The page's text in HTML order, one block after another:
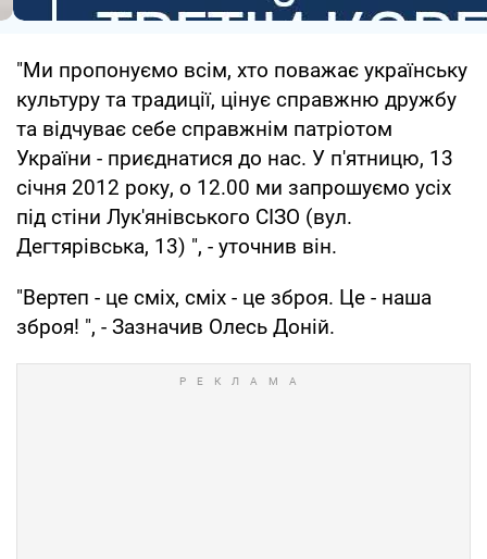
"Ми пропонуємо всім, хто поважає українську
культуру та традиції, цінує справжню дружбу
та відчуває себе справжнім патріотом
України - приєднатися до нас. У п'ятницю, 13
січня 2012 року, о 12.00 ми запрошуємо усіх
під стіни Лук'янівського СІЗО (вул.
Дегтярівська, 13) ", - уточнив він.
"Вертеп - це сміх, сміх - це зброя. Це - наша
зброя! ", - Зазначив Олесь Доній.